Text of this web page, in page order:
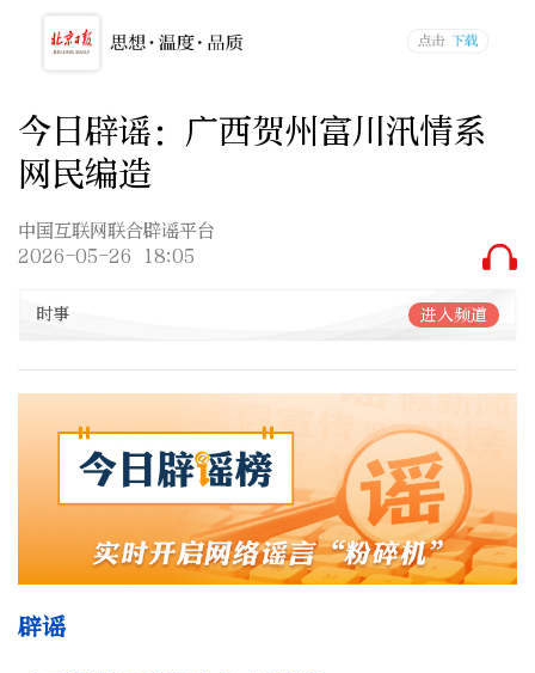
今日辟谣：广西贺州富川汛情系
网民编造
中国互联网联合辟谣平台
2026-05-26 18:05
时事 进入频道
辟谣